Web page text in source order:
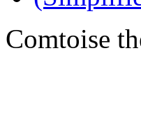
Comtoise